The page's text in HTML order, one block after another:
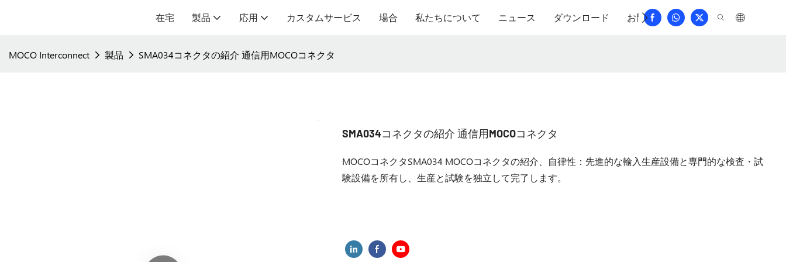
在宅 製品 応用 カスタムサービス 場合 私たちについて ニュース ダウンロード お問い合わせ よくある質問
MOCO Interconnect 製品 SMA034コネクタの紹介 通信用MOCOコネクタ
SMA034コネクタの紹介 通信用MOCOコネクタ
MOCOコネクタSMA034 MOCOコネクタの紹介、自律性：先進的な輸入生産設備と専門的な検査・試
験設備を所有し、生産と試験を独立して完了します。